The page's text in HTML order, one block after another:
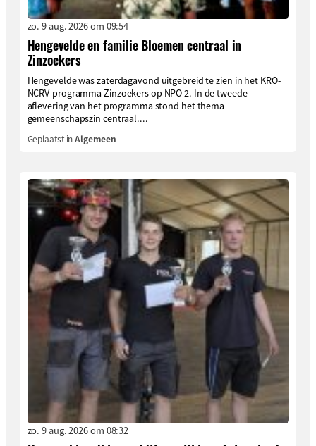
zo. 9 aug. 2026 om 09:54
Hengevelde en familie Bloemen centraal in
Zinzoekers
Hengevelde was zaterdagavond uitgebreid te zien in het KRO-
NCRV-programma Zinzoekers op NPO 2. In de tweede
aflevering van het programma stond het thema
gemeenschapszin centraal....
Geplaatst inAlgemeen
zo. 9 aug. 2026 om 08:32